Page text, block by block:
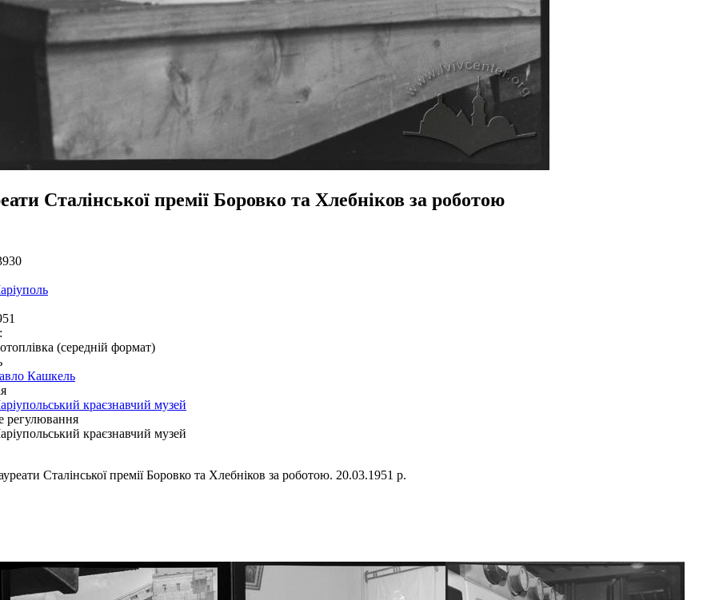
Сталінської премії Боровко та Хлебніков за роботою
(середній формат)
Кашкель
краєзнавчий музей
регулювання
краєзнавчий музей
Сталінської премії Боровко та Хлебніков за роботою. 20.03.1951 р.